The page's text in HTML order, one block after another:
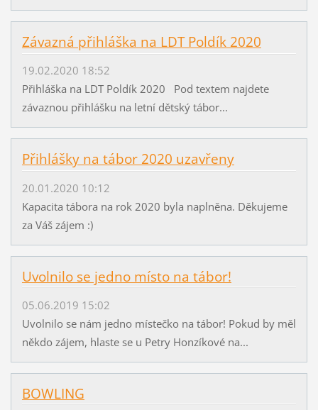
Závazná přihláška na LDT Poldík 2020
19.02.2020 18:52
Přihláška na LDT Poldík 2020 Pod textem najdete
závaznou přihlášku na letní dětský tábor...
Přihlášky na tábor 2020 uzavřeny
20.01.2020 10:12
Kapacita tábora na rok 2020 byla naplněna. Děkujeme
za Váš zájem :)
Uvolnilo se jedno místo na tábor!
05.06.2019 15:02
Uvolnilo se nám jedno místečko na tábor! Pokud by měl
někdo zájem, hlaste se u Petry Honzíkové na...
BOWLING